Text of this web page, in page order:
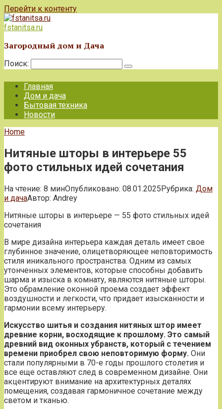
Перейти к контенту
fstanitsa.ru
Загородный дом и Дача
Поиск:
Главная
Дом и дача
Бытовая техника
Новости
Home
Нитяные шторы в интерьере 55
фото стильных идей сочетания
На чтение: 8 минОпубликовано: 08.01.2025Рубрика: Дом
и дачаАвтор: Andrey
Нитяные шторы в интерьере — 55 фото стильных идей
сочетания
В мире дизайна интерьера каждая деталь имеет свое
глубинное значение, олицетворяющее неповторимость
стиля иникального пространства. Одним из самых
утонченных элементов, которые способны добавить
шарма и изыска в комнату, являются нитяные шторы.
Это обрамление оконной проема создает эффект
воздушности и легкости, что придает изысканности и
гармонии всему интерьеру.
Искусство шитья и создания нитяных штор имеет
древние корни, восходящие к прошлому. Это самый
древний вид оконных убранств, который с течением
времени приобрел свою неповторимую форму. Они
стали популярными в 70-е годы прошлого столетия и
все еще оставляют след в современном дизайне. Они
акцентируют внимание на архитектурных деталях
помещения, создавая гармоничное сочетание между
светом и тканью.